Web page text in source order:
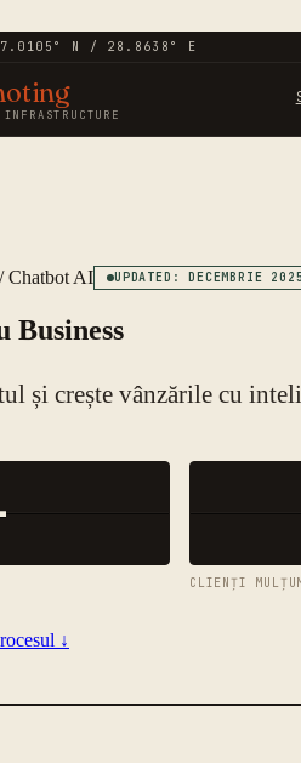
N / 28.8638° E
/Chatbot AI UPDATED: DECEMBRIE 2025
Business
și crește vânzările cu
CLIENȚI
↓